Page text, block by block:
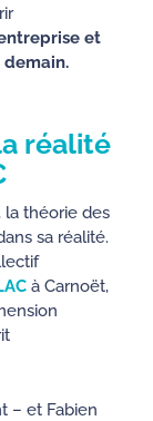
et
réalité
la théorie des
sa réalité.
à Carnoët,
– et Fabien